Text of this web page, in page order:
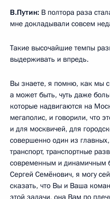
В.Путин: В полтора раза
мне докладывали совсем
Такие высочайшие темпы
выдерживать и впредь.
Вы знаете, я помню, как мы
а может быть, чуть даже
которые надвигаются на
мегаполис, и говорили, что
и для москвичей, для
совершенно один из
транспорт, транспортные
современным и динамичным
Сергей Семёнович, я могу
сказать, что Вы и Ваша
этой задачи, она Вам по